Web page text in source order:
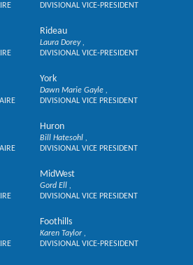
DIVISIONAL VICE-PRESIDENT
Rideau
Laura Dorey
DIVISIONAL VICE-PRESIDENT
York
Dawn Marie Gayle
DIVISIONAL VICE PRESIDENT
Huron
Bill Hatesohl
DIVISIONAL VICE PRESIDENT
MidWest
Gord Ell
DIVISIONAL VICE PRESIDENT
Foothills
Karen Taylor
DIVISIONAL VICE-PRESIDENT